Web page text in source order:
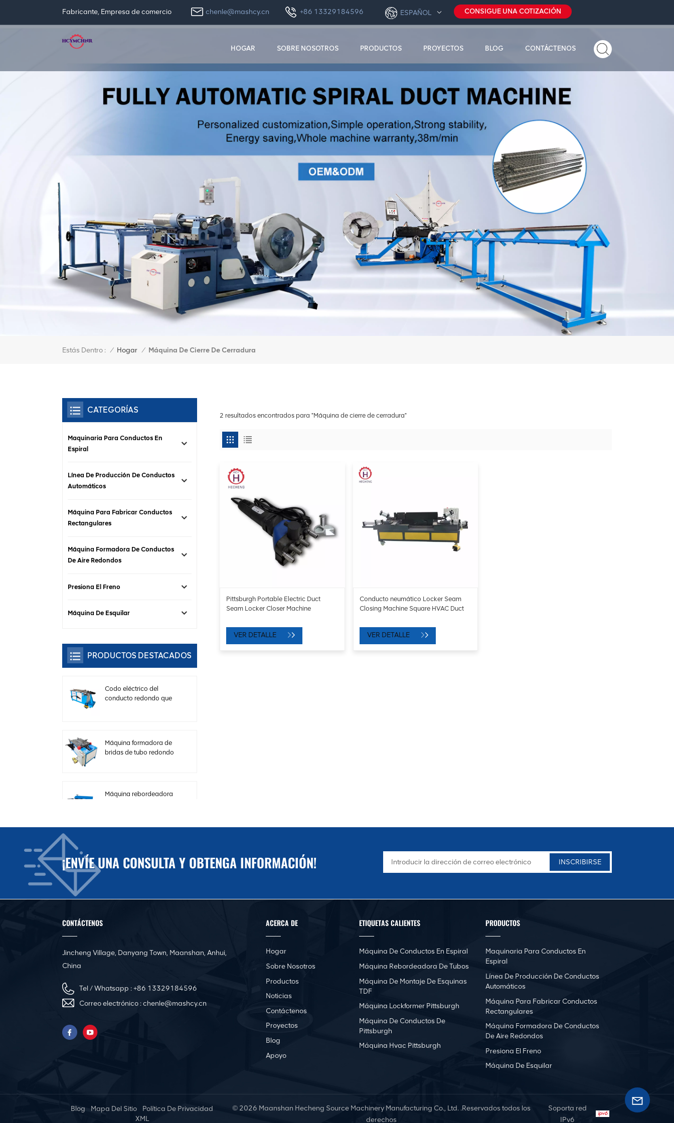
Fabricante, Empresa de comercio CONSIGUE UNA COTIZACIÓN
ESPAÑOL
chenle@mashcy.cn +86 13329184596
HOGAR SOBRE NOSOTROS PRODUCTOS PROYECTOS BLOG CONTÁCTENOS
Estás Dentro : / Hogar / Máquina De Cierre De Cerradura
2 resultados encontrados para "Máquina de cierre de cerradura"
Pittsburgh Portable Electric Duct
Seam Locker Closer Machine
VER DETALLE
Conducto neumático Locker Seam
Closing Machine Square HVAC Duct
VER DETALLE
CATEGORÍAS
Maquinaria Para Conductos En
Espiral
Línea De Producción De Conductos
Automáticos
Máquina Para Fabricar Conductos
Rectangulares
Máquina Formadora De Conductos
De Aire Redondos
Presiona El Freno
Máquina De Esquilar
PRODUCTOS DESTACADOS
Codo eléctrico del
conducto redondo que
Máquina formadora de
bridas de tubo redondo
Máquina rebordeadora
eléctrica de placa de
acero para conductos
Línea de producción
Línea de producción de
Máquina automática de
Innovadora prensa
¡ENVÍE UNA CONSULTA Y OBTENGA INFORMACIÓN!
CONTÁCTENOS
Jincheng Village, Danyang Town, Maanshan, Anhui,
China
Tel / Whatsapp :+86 13329184596
Correo electrónico :chenle@mashcy.cn
ACERCA DE
Hogar
Sobre Nosotros
Productos
Noticias
Contáctenos
Proyectos
Blog
Apoyo
ETIQUETAS CALIENTES
Máquina De Conductos En Espiral
Máquina Rebordeadora De Tubos
Máquina De Montaje De Esquinas
TDF
Máquina Lockformer Pittsburgh
Máquina De Conductos De
Pittsburgh
Máquina Hvac Pittsburgh
PRODUCTOS
Maquinaria Para Conductos En
Espiral
Línea De Producción De Conductos
Automáticos
Máquina Para Fabricar Conductos
Rectangulares
Máquina Formadora De Conductos
De Aire Redondos
Presiona El Freno
Máquina De Esquilar
Blog Mapa Del Sitio
Política De Privacidad
XML
© 2026 Maanshan Hecheng Source Machinery Manufacturing Co., Ltd. .Reservados todos los
derechos
Soporta red
IPv6